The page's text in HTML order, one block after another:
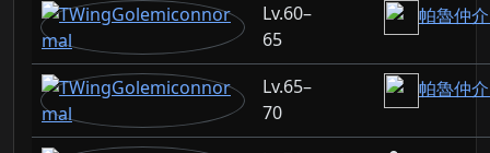
60–
65
帕魯仲
65–
70
帕魯仲